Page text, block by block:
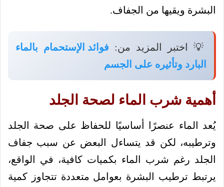
البشرة ويقيها من الجفاف.
💡 اختبر المزيد من: فوائد الإستحمام بالماء
البارد وتأثيره على الجسم
أهمية شرب الماء لصحة الجلد
يُعد الماء عنصرًا أساسيًا للحفاظ على صحة الجلد
وترطيبه، لكن قد يتساءل البعض عن سبب جفاف
الجلد رغم شرب الماء بكميات كافية، في الواقع،
يرتبط ترطيب البشرة بعوامل متعددة تتجاوز كمية